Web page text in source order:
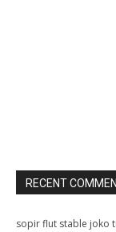
RECENT
sopir flut stable joko